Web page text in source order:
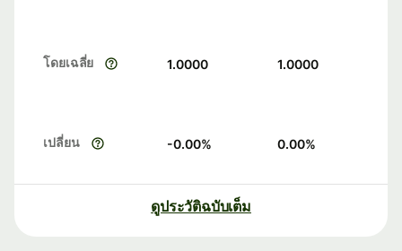
โดยเฉลี่ย 1.0000 1.0000
เปลี่ยน -0.00% 0.00%
ดูประวัติฉบับเต็ม